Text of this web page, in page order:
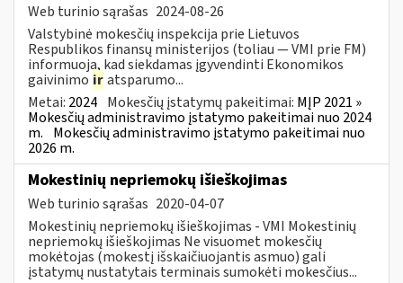
Web turinio sąrašas 2024-08-26
Valstybinė mokesčių inspekcija prie Lietuvos
Respublikos finansų ministerijos (toliau — VMI prie FM)
informuoja, kad siekdamas įgyvendinti Ekonomikos
gaivinimo iratsparumo...
Metai: 2024 Mokesčių įstatymų pakeitimai: MĮP 2021 »
Mokesčių administravimo įstatymo pakeitimai nuo 2024
m. Mokesčių administravimo įstatymo pakeitimai nuo
2026 m.
Mokestinių nepriemokų išieškojimas
Web turinio sąrašas 2020-04-07
Mokestinių nepriemokų išieškojimas - VMI Mokestinių
nepriemokų išieškojimas Ne visuomet mokesčių
mokėtojas (mokestį išskaičiuojantis asmuo) gali
įstatymų nustatytais terminais sumokėti mokesčius...